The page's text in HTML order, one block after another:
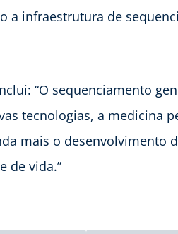
a infraestrutura de
“O sequenciamento
tecnologias, a medicina
mais o desenvolvimento
de vida.”